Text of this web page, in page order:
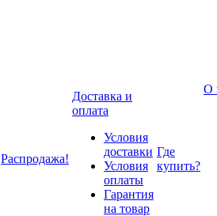
Распродажа!
Доставка и
оплата
Условия
доставки
Условия
оплаты
Гарантия
на товар
Где
купить?
О